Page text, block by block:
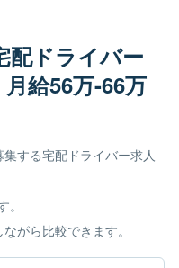
配ドライバー
給56万-66万
する宅配ドライバー求人
がら比較できます。